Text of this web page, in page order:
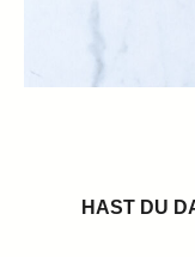
HAST DU